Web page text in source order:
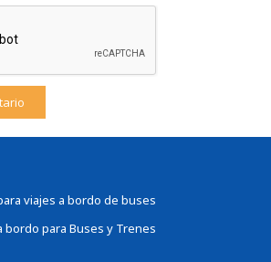
viajes a bordo de buses
para Buses y Trenes